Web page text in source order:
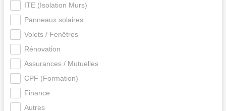
ITE (Isolation Murs)
Panneaux solaires
Volets / Fenêtres
Rénovation
Assurances / Mutuelles
CPF (Formation)
Finance
Autres